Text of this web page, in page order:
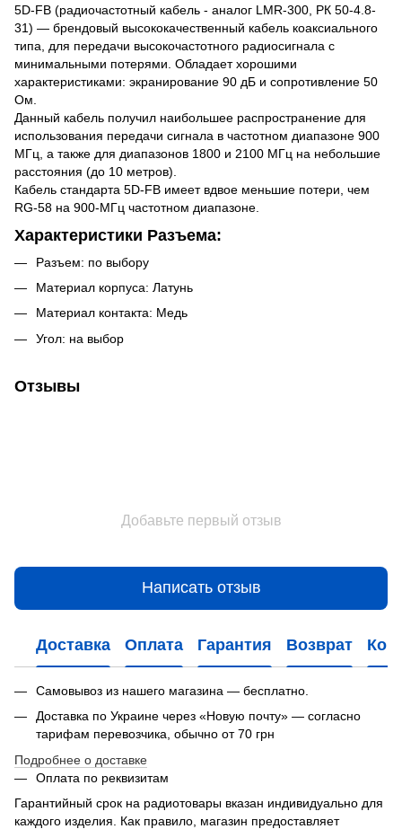
5D-FB (радиочастотный кабель - аналог LMR-300, РК 50-4.8-
31) — брендовый высококачественный кабель коаксиального
типа, для передачи высокочастотного радиосигнала с
минимальными потерями. Обладает хорошими
характеристиками: экранирование 90 дБ и сопротивление 50
Ом.
Данный кабель получил наибольшее распространение для
использования передачи сигнала в частотном диапазоне 900
МГц, а также для диапазонов 1800 и 2100 МГц на небольшие
расстояния (до 10 метров).
Кабель стандарта 5D-FB имеет вдвое меньшие потери, чем
RG-58 на 900-МГц частотном диапазоне.
Характеристики Разъема:
Разъем: по выбору
Материал корпуса: Латунь
Материал контакта: Медь
Угол: на выбор
Отзывы
Добавьте первый отзыв
Написать отзыв
Доставка Оплата Гарантия Возврат
Самовывоз из нашего магазина — бесплатно.
Доставка по Украине через «Новую почту» — согласно
тарифам перевозчика, обычно от 70 грн
Подробнее о доставке
Оплата по реквизитам
Гарантийный срок на радиотовары вказан индивидуально для
каждого изделия. Как правило, магазин предоставляет